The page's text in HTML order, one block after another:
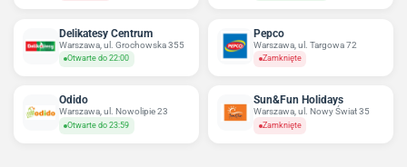
Delikatesy Centrum
Warszawa, ul. Grochowska 355
Otwarte do 22:00
Pepco
Warszawa, ul. Targowa 72
Zamknięte
Odido
Warszawa, ul. Nowolipie 23
Otwarte do 23:59
Sun&Fun Holidays
Warszawa, ul. Nowy Świat 35
Zamknięte